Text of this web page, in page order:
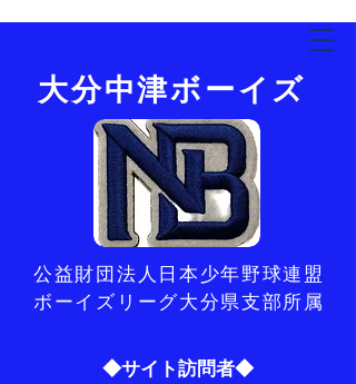
​大分中津ボーイズ
​公益財団法人日本少年野球連盟
ボーイズリーグ大分県支部所属
◆サイト訪問者◆